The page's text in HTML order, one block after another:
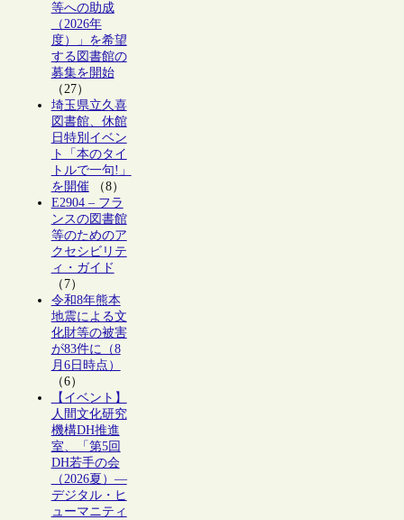
等への助成
（2026年
度）」を希望
する図書館の
募集を開始
（27）
埼玉県立久喜
図書館、休館
日特別イベン
ト「本のタイ
トルで一句!」
を開催（8）
E2904 – フラ
ンスの図書館
等のためのア
クセシビリテ
ィ・ガイド
（7）
令和8年熊本
地震による文
化財等の被害
が83件に（8
月6日時点）
（6）
【イベント】
人間文化研究
機構DH推進
室、「第5回
DH若手の会
（2026夏）―
デジタル・ヒ
ューマニティ